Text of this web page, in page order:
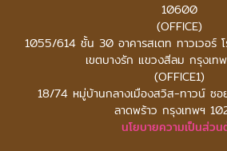
10600
(OFFICE)
1055/614 ชั้น 30 อาคารสเตท ทาวเวอร์
เขตบางรัก แขวงสีลม กรุงเ
(OFFICE1)
18/74 หมู่บ้านกลางเมืองสวิส-ทาวน์ ซอ
ลาดพร้าว กรุงเทพฯ
นโยบายความเป็นส่วน